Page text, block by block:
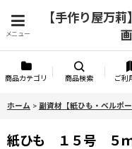
メニュー
【手作り屋万
商品カテゴリ 商品検索 ご利
ホーム > 副資材【紙ひも・ベルポー
紙ひも １５号 ５